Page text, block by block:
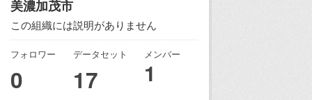
美濃加茂市
この組織には説明がありません
フォロワー
0
データセット
17
メンバー
1